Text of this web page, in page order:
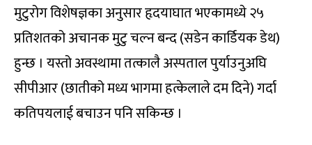
मुटुरोग विशेषज्ञका अनुसार हृदयाघात भएकामध्ये २५
प्रतिशतको अचानक मुटु चल्न बन्द (सडेन कार्डियक डेथ)
हुन्छ । यस्तो अवस्थामा तत्कालै अस्पताल पुर्याउनुअघि
सीपीआर (छातीको मध्य भागमा हत्केलाले दम दिने) गर्दा
कतिपयलाई बचाउन पनि सकिन्छ ।